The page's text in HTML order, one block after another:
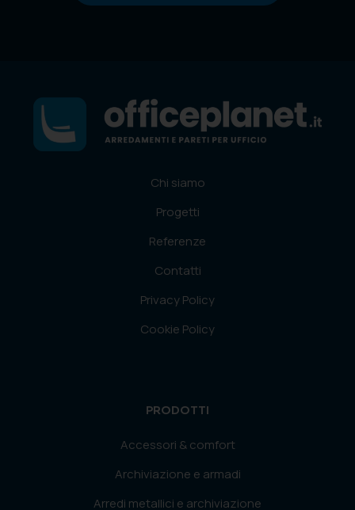
Chi siamo
Progetti
Referenze
Contatti
Privacy Policy
Cookie Policy
PRODOTTI
Accessori & comfort
Archiviazione e armadi
Arredi metallici e archiviazione